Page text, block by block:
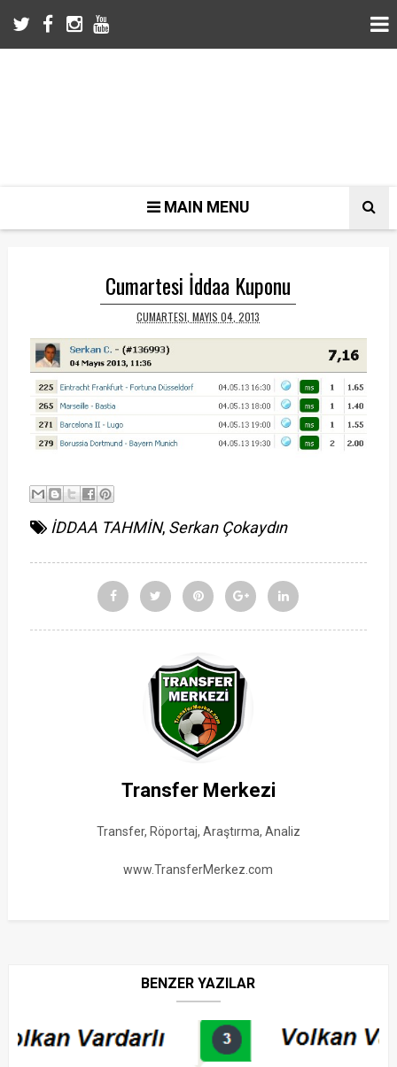
MAIN MENU
Cumartesi İddaa Kuponu
CUMARTESI, MAYIS 04, 2013
İDDAA TAHMİN, Serkan Çokaydın
Transfer Merkezi
Transfer, Röportaj, Araştırma, Analiz
www.TransferMerkez.com
BENZER YAZILAR